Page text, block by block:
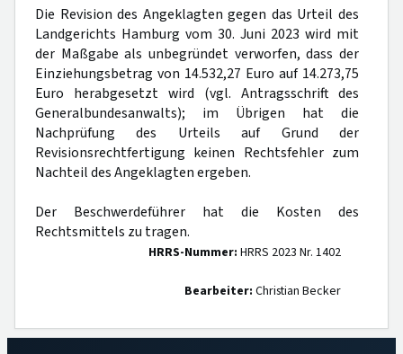
Die Revision des Angeklagten gegen das Urteil des
Landgerichts Hamburg vom 30. Juni 2023 wird mit
der Maßgabe als unbegründet verworfen, dass der
Einziehungsbetrag von 14.532,27 Euro auf 14.273,75
Euro herabgesetzt wird (vgl. Antragsschrift des
Generalbundesanwalts); im Übrigen hat die
Nachprüfung des Urteils auf Grund der
Revisionsrechtfertigung keinen Rechtsfehler zum
Nachteil des Angeklagten ergeben.
Der Beschwerdeführer hat die Kosten des
Rechtsmittels zu tragen.
HRRS-Nummer: HRRS 2023 Nr. 1402
Bearbeiter: Christian Becker